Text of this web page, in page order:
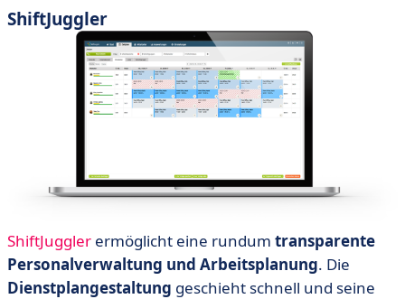
ShiftJuggler
ShiftJuggler ermöglicht eine rundum transparente
Personalverwaltung und Arbeitsplanung. Die
Dienstplangestaltung geschieht schnell und seine